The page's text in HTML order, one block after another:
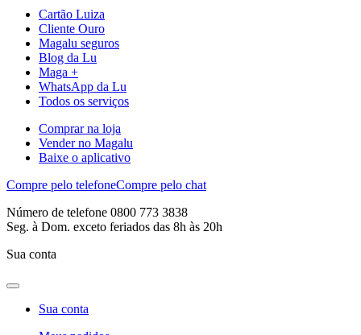
Cartão Luiza
Cliente Ouro
Magalu seguros
Blog da Lu
Maga +
WhatsApp da Lu
Todos os serviços
Comprar na loja
Vender no Magalu
Baixe o aplicativo
Compre pelo telefoneCompre pelo chat
Número de telefone 0800 773 3838
Seg. à Dom. exceto feriados das 8h às 20h
Sua conta
Sua conta